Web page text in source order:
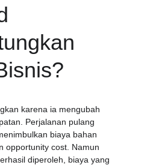
karena ia mengubah
Perjalanan pulang
biaya bahan
opportunity cost. Namun
diperoleh, biaya yang